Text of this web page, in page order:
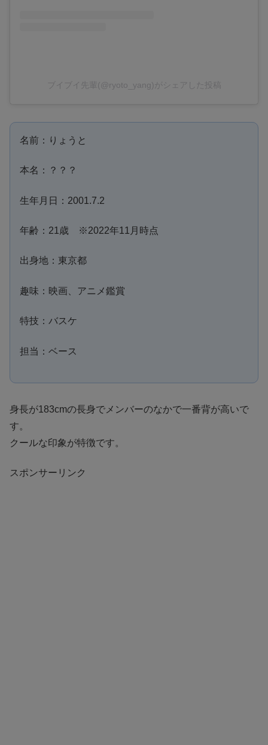
ブイブイ先輩(@ryoto_yang)がシェアした投稿
名前：りょうと
本名：？？？
生年月日：2001.7.2
年齢：21歳 ※2022年11月時点
出身地：東京都
趣味：映画、アニメ鑑賞
特技：バスケ
担当：ベース
身長が183cmの長身でメンバーのなかで一番背が高いで
す。
クールな印象が特徴です。
スポンサーリンク